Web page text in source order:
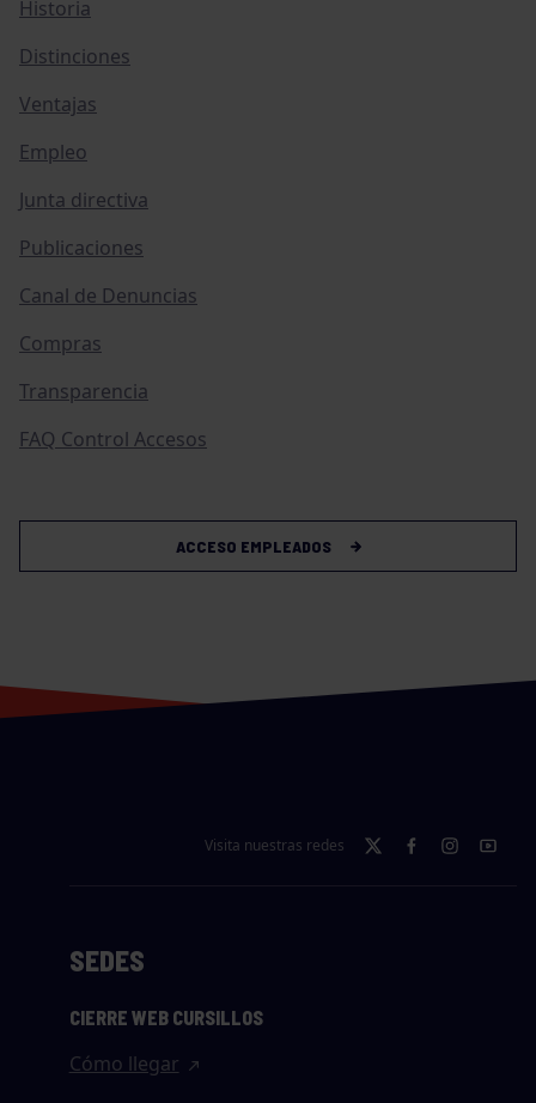
Historia
Distinciones
Ventajas
Empleo
Junta directiva
Publicaciones
Canal de Denuncias
Compras
Transparencia
FAQ Control Accesos
ACCESO EMPLEADOS
Visita nuestras redes
SEDES
CIERRE WEB CURSILLOS
Cómo llegar